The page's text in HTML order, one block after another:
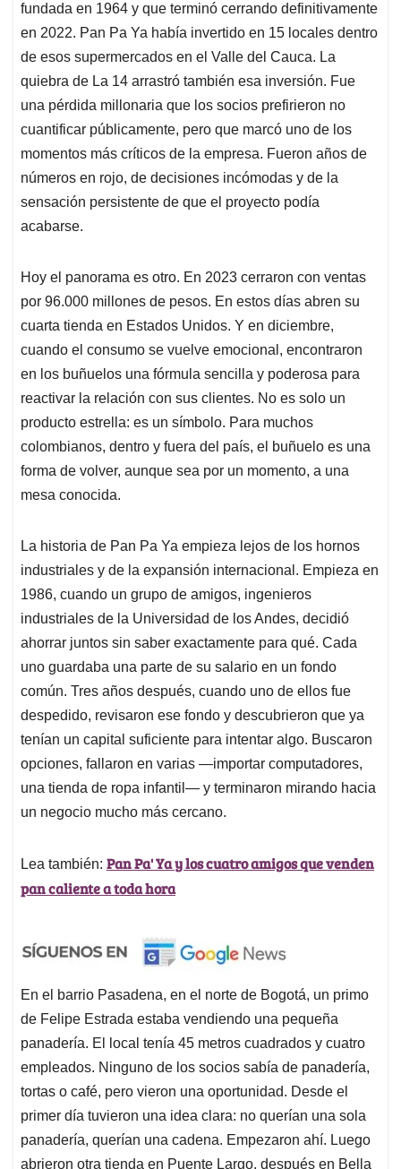
fundada en 1964 y que terminó cerrando definitivamente
en 2022. Pan Pa Ya había invertido en 15 locales dentro
de esos supermercados en el Valle del Cauca. La
quiebra de La 14 arrastró también esa inversión. Fue
una pérdida millonaria que los socios prefirieron no
cuantificar públicamente, pero que marcó uno de los
momentos más críticos de la empresa. Fueron años de
números en rojo, de decisiones incómodas y de la
sensación persistente de que el proyecto podía
acabarse.
Hoy el panorama es otro. En 2023 cerraron con ventas
por 96.000 millones de pesos. En estos días abren su
cuarta tienda en Estados Unidos. Y en diciembre,
cuando el consumo se vuelve emocional, encontraron
en los buñuelos una fórmula sencilla y poderosa para
reactivar la relación con sus clientes. No es solo un
producto estrella: es un símbolo. Para muchos
colombianos, dentro y fuera del país, el buñuelo es una
forma de volver, aunque sea por un momento, a una
mesa conocida.
La historia de Pan Pa Ya empieza lejos de los hornos
industriales y de la expansión internacional. Empieza en
1986, cuando un grupo de amigos, ingenieros
industriales de la Universidad de los Andes, decidió
ahorrar juntos sin saber exactamente para qué. Cada
uno guardaba una parte de su salario en un fondo
común. Tres años después, cuando uno de ellos fue
despedido, revisaron ese fondo y descubrieron que ya
tenían un capital suficiente para intentar algo. Buscaron
opciones, fallaron en varias —importar computadores,
una tienda de ropa infantil— y terminaron mirando hacia
un negocio mucho más cercano.
Lea también: Pan Pa' Ya y los cuatro amigos que venden
pan caliente a toda hora
En el barrio Pasadena, en el norte de Bogotá, un primo
de Felipe Estrada estaba vendiendo una pequeña
panadería. El local tenía 45 metros cuadrados y cuatro
empleados. Ninguno de los socios sabía de panadería,
tortas o café, pero vieron una oportunidad. Desde el
primer día tuvieron una idea clara: no querían una sola
panadería, querían una cadena. Empezaron ahí. Luego
abrieron otra tienda en Puente Largo, después en Bella